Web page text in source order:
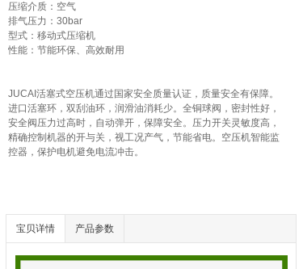
压缩介质：空气
排气压力：30bar
型式：移动式压缩机
性能：节能环保、高效耐用
JUCAI活塞式空压机通过国家安全质量认证，质量安全有保障。
进口活塞环，双刮油环，润滑油消耗少。全铜球阀，密封性好，
安全阀压力过高时，自动弹开，保障安全。压力开关灵敏度高，
精确控制机器的开与关，视工况产气，节能省电。空压机智能监
控器，保护电机避免电流冲击。
宝贝详情 产品参数